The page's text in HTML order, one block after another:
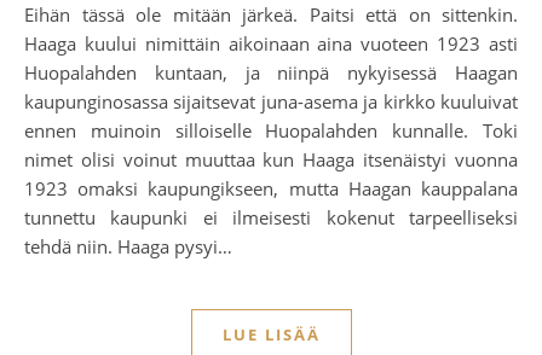
Eihän tässä ole mitään järkeä. Paitsi että on sittenkin.
Haaga kuului nimittäin aikoinaan aina vuoteen 1923 asti
Huopalahden kuntaan, ja niinpä nykyisessä Haagan
kaupunginosassa sijaitsevat juna-asema ja kirkko kuuluivat
ennen muinoin silloiselle Huopalahden kunnalle. Toki
nimet olisi voinut muuttaa kun Haaga itsenäistyi vuonna
1923 omaksi kaupungikseen, mutta Haagan kauppalana
tunnettu kaupunki ei ilmeisesti kokenut tarpeelliseksi
tehdä niin. Haaga pysyi…
LUE LISÄÄ